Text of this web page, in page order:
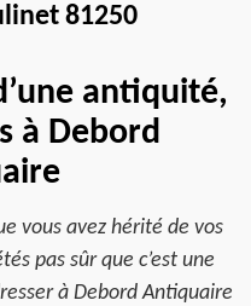
81250
antiquité,
à Debord
vous avez hérité de vos
pas sûr que c’est une
à Debord Antiquaire